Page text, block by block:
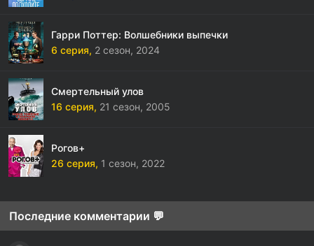
Гарри Поттер: Волшебники выпечки
6 серия, 2 сезон, 2024
Смертельный улов
16 серия, 21 сезон, 2005
Рогов+
26 серия, 1 сезон, 2022
Последние комментарии 💬